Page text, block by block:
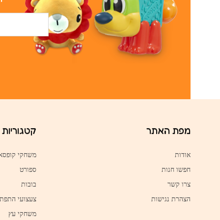
מפת האתר
אודות
חפשו חנות
צרו קשר
הצהרת נגישות
קטגוריות
משחקי
ספורט
בובות
צעצועי
משחקי עץ